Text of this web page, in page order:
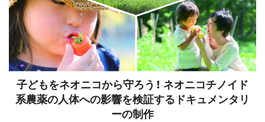
子どもをネオニコから守ろう！ ネオニコチノイド
系農薬の人体への影響を検証するドキュメンタリ
ーの制作